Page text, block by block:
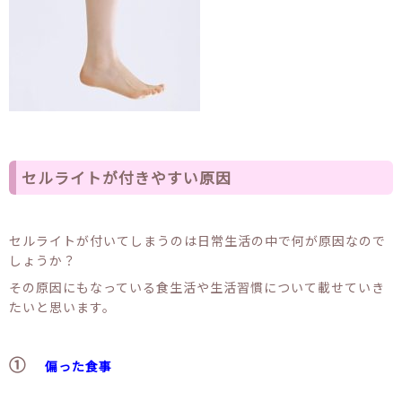
セルライトが付きやすい原因
セルライトが付いてしまうのは日常生活の中で何が原因なので
しょうか？
その原因にもなっている食生活や生活習慣について載せていき
たいと思います。
① 偏った食事